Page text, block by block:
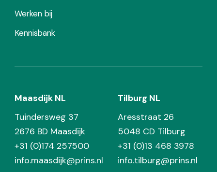
Werken bij
Kennisbank
Maasdijk NL
Tuindersweg 37
2676 BD Maasdijk
+31 (0)174 257500
info.maasdijk@prins.nl
Tilburg NL
Aresstraat 26
5048 CD Tilburg
+31 (0)13 468 3978
info.tilburg@prins.nl